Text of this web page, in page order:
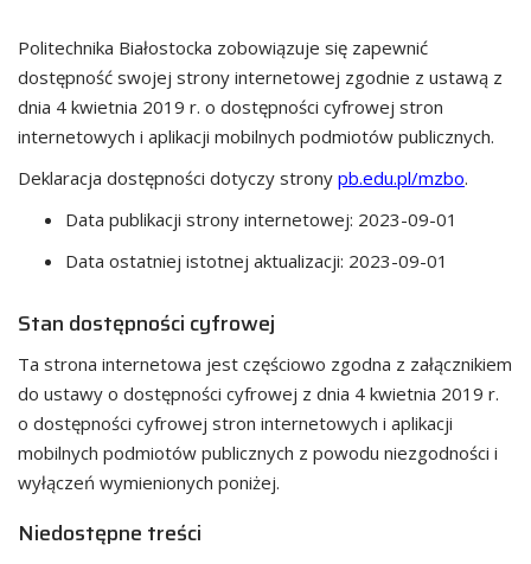
Politechnika Białostocka zobowiązuje się zapewnić
dostępność swojej strony internetowej zgodnie z ustawą z
dnia 4 kwietnia 2019 r. o dostępności cyfrowej stron
internetowych i aplikacji mobilnych podmiotów publicznych.
Deklaracja dostępności dotyczy strony pb.edu.pl/mzbo.
Data publikacji strony internetowej: 2023-09-01
Data ostatniej istotnej aktualizacji: 2023-09-01
Stan dostępności cyfrowej
Ta strona internetowa jest częściowo zgodna z załącznikiem
do ustawy o dostępności cyfrowej z dnia 4 kwietnia 2019 r.
o dostępności cyfrowej stron internetowych i aplikacji
mobilnych podmiotów publicznych z powodu niezgodności i
wyłączeń wymienionych poniżej.
Niedostępne treści